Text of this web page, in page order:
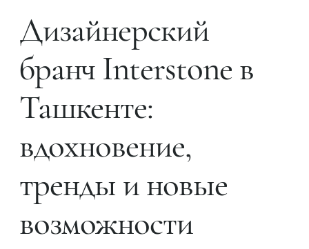
Дизайнерский
бранч Interstone в
Ташкенте:
вдохновение,
тренды и новые
возможности
Обработчик